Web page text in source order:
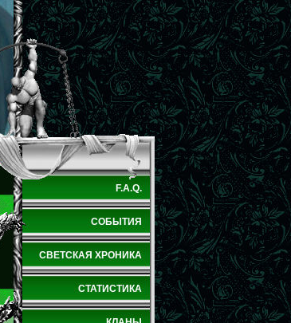
F.A.Q.
СОБЫТИЯ
СВЕТСКАЯ ХРОНИКА
СТАТИСТИКА